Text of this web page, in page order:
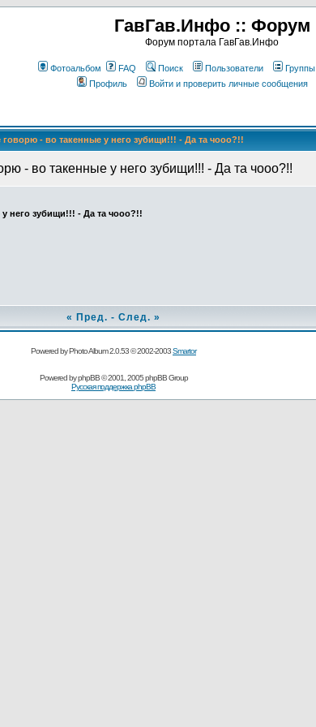
ГавГав.Инфо :: Форум
Форум портала ГавГав.Инфо
Фотоальбом FAQ Поиск Пользователи Группы
Профиль
Войти и проверить личные сообщения
говорю - во такенные у него зубищи!!! - Да та чооо?!!
него зубищи!!! - Да та чооо?!!
« Пред. - След. »
Powered by Photo Album 2.0.53 © 2002-2003Smartor
Powered byphpBB© 2001, 2005 phpBB Group
Русская поддержка phpBB